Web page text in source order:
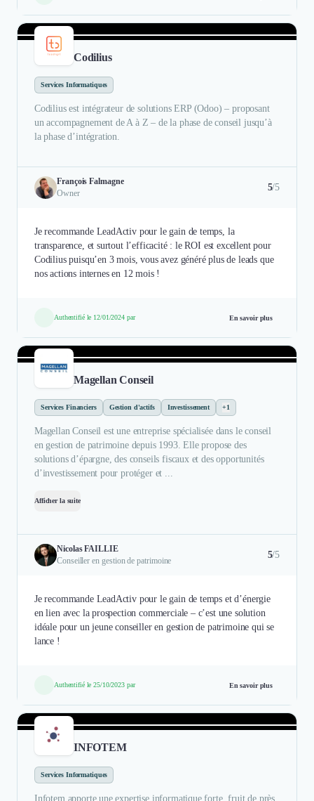
Codilius
Services Informatiques
Codilius est intégrateur de solutions ERP (Odoo) – proposant
un accompagnement de A à Z – de la phase de conseil jusqu’à
la phase d’intégration.
François Falmagne
Owner
5/5
Je recommande LeadActiv pour le gain de temps, la
transparence, et surtout l’efficacité : le ROI est excellent pour
Codilius puisqu’en 3 mois, vous avez généré plus de leads que
nos actions internes en 12 mois !
Authentifié le 12/01/2024 par En savoir plus
Magellan Conseil
Services Financiers Gestion d'actifs Investissement +1
Magellan Conseil est une entreprise spécialisée dans le conseil
en gestion de patrimoine depuis 1993. Elle propose des
solutions d’épargne, des conseils fiscaux et des opportunités
d’investissement pour protéger et ...
Afficher la suite
Nicolas FAILLIE
Conseiller en gestion de patrimoine
5/5
Je recommande LeadActiv pour le gain de temps et d’énergie
en lien avec la prospection commerciale – c’est une solution
idéale pour un jeune conseiller en gestion de patrimoine qui se
lance !
Authentifié le 25/10/2023 par En savoir plus
INFOTEM
Services Informatiques
Infotem apporte une expertise informatique forte, fruit de près